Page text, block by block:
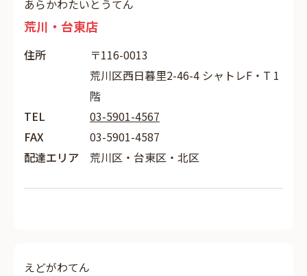
あらかわたいとうてん
荒川・台東店
住所
〒116-0013
荒川区西日暮里2-46-4 シャトレF・T 1
階
TEL
03-5901-4567
FAX
03-5901-4587
配達エリア
荒川区・台東区・北区
えどがわてん